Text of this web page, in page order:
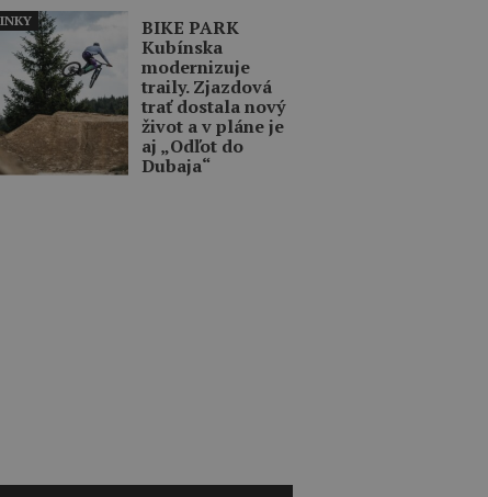
BIKE PARK
Kubínska
modernizuje
traily. Zjazdová
trať dostala nový
život a v pláne je
aj „Odľot do
Dubaja“